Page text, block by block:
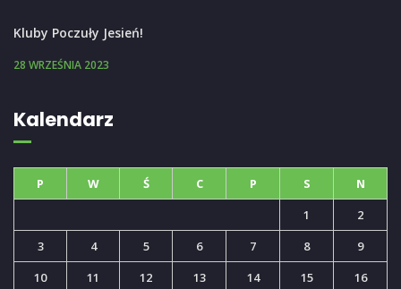
Kluby Poczuły Jesień!
28 WRZEŚNIA 2023
Kalendarz
P W Ś C P S N
1
2
3
4 5 6 7 8
9
10
11 12 13 14 15
16